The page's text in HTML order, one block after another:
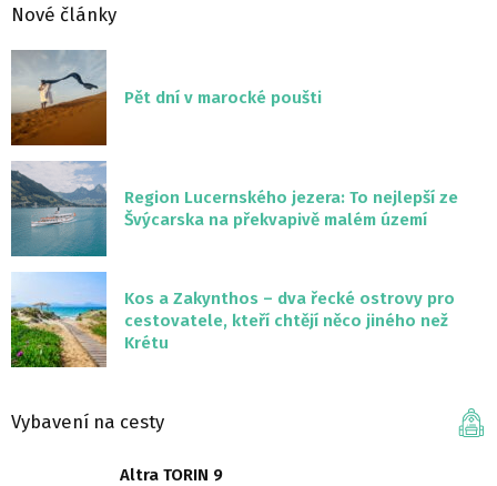
Nové články
Pět dní v marocké poušti
Region Lucernského jezera: To nejlepší ze
Švýcarska na překvapivě malém území
Kos a Zakynthos – dva řecké ostrovy pro
cestovatele, kteří chtějí něco jiného než
Krétu
Vybavení na cesty
Altra TORIN 9